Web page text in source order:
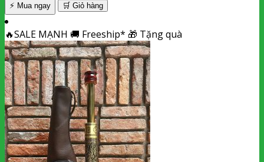
⚡ Mua ngay 🛒 Giỏ hàng
🔥SALE MẠNH 🚚 Freeship* 🎁 Tặng quà